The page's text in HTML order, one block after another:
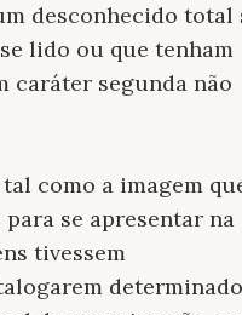
desconhecido total
lido ou que tenham
caráter segunda não
como a imagem
se apresentar na
tivessem